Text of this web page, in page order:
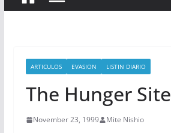
ARTICULOS EVASION LISTIN DIARIO
The Hunger Site
November 23, 1999 Mite Nishio